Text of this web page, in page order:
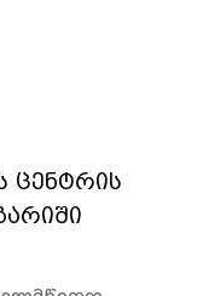
ცენტრის